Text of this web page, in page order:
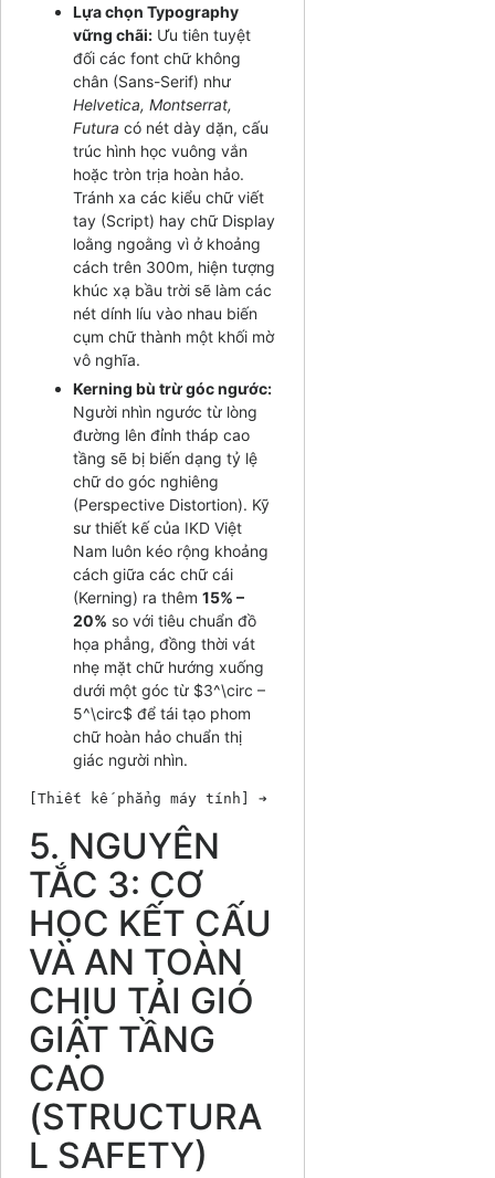
Lựa chọn Typography
vững chãi: Ưu tiên tuyệt
đối các font chữ không
chân (Sans-Serif) như
Helvetica, Montserrat,
Futura có nét dày dặn, cấu
trúc hình học vuông vắn
hoặc tròn trịa hoàn hảo.
Tránh xa các kiểu chữ viết
tay (Script) hay chữ Display
loằng ngoằng vì ở khoảng
cách trên 300m, hiện tượng
khúc xạ bầu trời sẽ làm các
nét dính líu vào nhau biến
cụm chữ thành một khối mờ
vô nghĩa.
Kerning bù trừ góc ngước:
Người nhìn ngước từ lòng
đường lên đỉnh tháp cao
tầng sẽ bị biến dạng tỷ lệ
chữ do góc nghiêng
(Perspective Distortion). Kỹ
sư thiết kế của IKD Việt
Nam luôn kéo rộng khoảng
cách giữa các chữ cái
(Kerning) ra thêm 15% –
20% so với tiêu chuẩn đồ
họa phẳng, đồng thời vát
nhẹ mặt chữ hướng xuống
dưới một góc từ $3^\circ –
5^\circ$ để tái tạo phom
chữ hoàn hảo chuẩn thị
giác người nhìn.
5. NGUYÊN
TẮC 3: CƠ
HỌC KẾT CẤU
VÀ AN TOÀN
CHỊU TẢI GIÓ
GIẬT TẦNG
CAO
(STRUCTURA
L SAFETY)